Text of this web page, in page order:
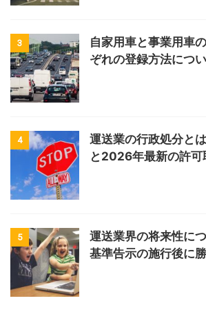
3
自家用車と事業用車
ぞれの登録方法につ
4
運送業の行政処分と
と2026年最新の許可
5
運送業界の将来性に
基準告示の施行後に